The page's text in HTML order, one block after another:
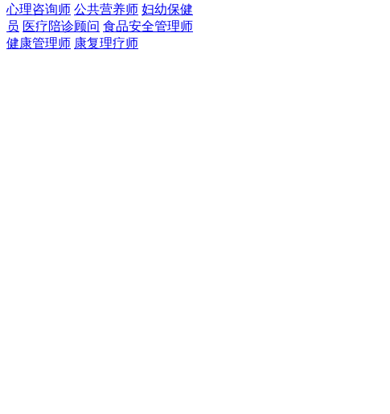
心理咨询师 公共营养师 妇幼保健
员 医疗陪诊顾问 食品安全管理师
健康管理师 康复理疗师